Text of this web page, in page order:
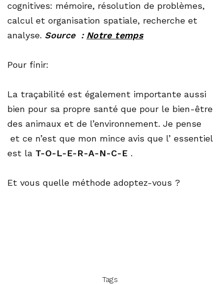
cognitives: mémoire, résolution de problèmes,
calcul et organisation spatiale, recherche et
analyse. Source : Notre temps
Pour finir:
La traçabilité est également importante aussi
bien pour sa propre santé que pour le bien-être
des animaux et de l’environnement. Je pense
et ce n’est que mon mince avis que l’ essentiel
est la T-O-L-E-R-A-N-C-E .
Et vous quelle méthode adoptez-vous ?
Tags